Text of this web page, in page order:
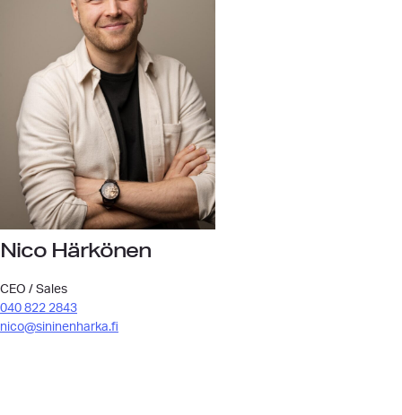
Nico Härkönen
CEO / Sales
040 822 2843
nico@sininenharka.fi